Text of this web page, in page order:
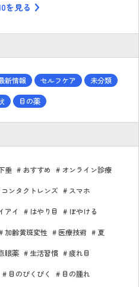
を見る
新情報 セルフケア 未分類
目の薬
垂 おすすめ オンライン診療
コンタクトレンズ スマホ
アイ はやり目 ぼやける
加齢黄斑変性 医療技術 夏
眼薬 生活習慣 疲れ目
目のぴくぴく 目の腫れ